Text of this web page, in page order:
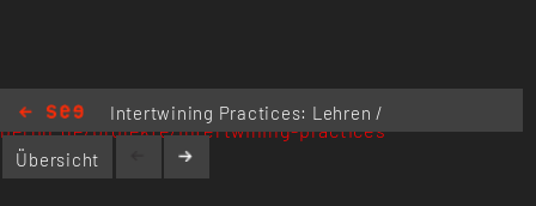
Intertwining Practices: Lehren /
Lernen / Forschen
Übersicht
https://plusdimensions.kh-
berlin.de/projekte/intertwining-practices